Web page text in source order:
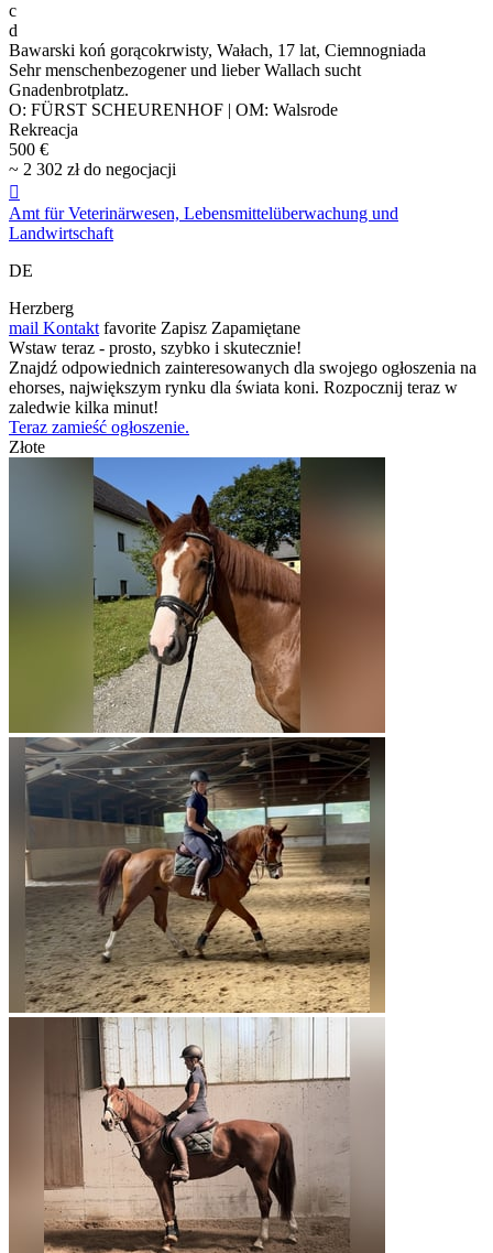
c
d
Bawarski koń gorącokrwisty, Wałach, 17 lat, Ciemnogniada
Sehr menschenbezogener und lieber Wallach sucht
Gnadenbrotplatz.
O: FÜRST SCHEURENHOF | OM: Walsrode
Rekreacja
500 €
~ 2 302 zł do negocjacji

Amt für Veterinärwesen, Lebensmittelüberwachung und
Landwirtschaft
DE
Herzberg
mail Kontakt favorite Zapisz Zapamiętane
Wstaw teraz - prosto, szybko i skutecznie!
Znajdź odpowiednich zainteresowanych dla swojego ogłoszenia na
ehorses, największym rynku dla świata koni. Rozpocznij teraz w
zaledwie kilka minut!
Teraz zamieść ogłoszenie.
Złote